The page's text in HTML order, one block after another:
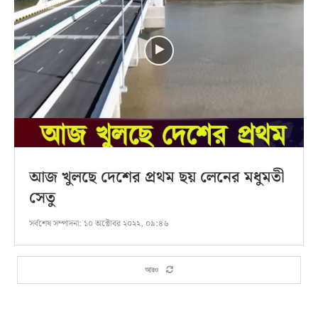
আজ খুলছে দেশের প্রথম ছয় লেনের মধুমতী
সেতু
সর্বশেষ সম্পাদনা: ১০ অক্টোবর ২০২২, ০৯:৪৬
আরও